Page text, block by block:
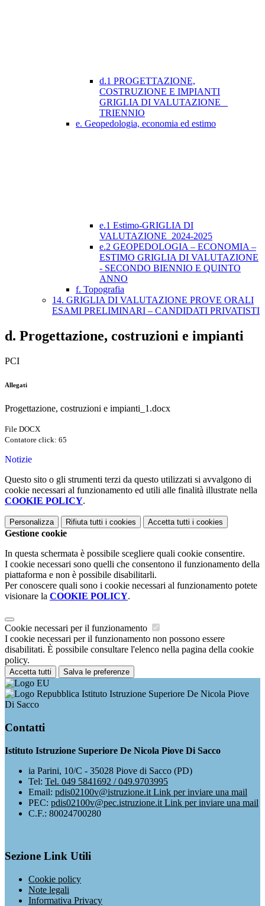
d.1 PROGETTAZIONE,
COSTRUZIONE E IMPIANTI
GRIGLIA DI VALUTAZIONE _
TRIENNIO
e. Geopedologia, economia ed estimo
e.1 Estimo-GRIGLIA DI
VALUTAZIONE_2024-2025
e.2 GEOPEDOLOGIA – ECONOMIA –
ESTIMO GRIGLIA DI VALUTAZIONE
- SECONDO BIENNIO E QUINTO
ANNO
f. Topografia
14. GRIGLIA DI VALUTAZIONE PROVE ORALI
ESAMI PRELIMINARI – CANDIDATI PRIVATISTI
d. Progettazione, costruzioni e impianti
PCI
Allegati
Progettazione, costruzioni e impianti_1.docx
File DOCX
Contatore click: 65
Notizie
Questo sito o gli strumenti terzi da questo utilizzati si avvalgono di
cookie necessari al funzionamento ed utili alle finalità illustrate nella
COOKIE POLICY.
Personalizza Rifiuta tutti i cookies Accetta tutti i cookies
Gestione cookie
In questa schermata è possibile scegliere quali cookie consentire.
I cookie necessari sono quelli che consentono il funzionamento della
piattaforma e non è possibile disabilitarli.
Per conoscere quali sono i cookie necessari al funzionamento potete
visionare la COOKIE POLICY.
Cookie necessari per il funzionamento
I cookie necessari per il funzionamento non possono essere
disabilitati. È possibile consultare l'elenco nella pagina della cookie
policy.
Accetta tutti Salva le preferenze
Istituto Istruzione Superiore De Nicola Piove
Di Sacco
Contatti
Istituto Istruzione Superiore De Nicola Piove Di Sacco
ia Parini, 10/C - 35028 Piove di Sacco (PD)
Tel: Tel. 049 5841692 / 049.9703995
Email: pdis02100v@istruzione.it Link per inviare una mail
PEC: pdis02100v@pec.istruzione.it Link per inviare una mail
C.F.: 80024700280
Sezione Link Utili
Cookie policy
Note legali
Informativa Privacy